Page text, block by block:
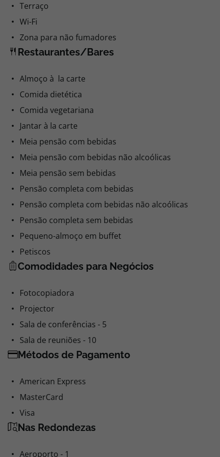
Terraço
Wi-Fi
Zona para não fumadores
Restaurantes/Bares
Almoço à la carte
Comida dietética
Comida vegetariana
Jantar à la carte
Meia pensão com bebidas
Meia pensão com bebidas não alcoólicas
Meia pensão sem bebidas
Pensão completa com bebidas
Pensão completa com bebidas não alcoólicas
Pensão completa sem bebidas
Pequeno-almoço em buffet
Petiscos
Comodidades para Negócios
Fotocopiadora
Projector
Sala de conferências - 5
Sala de reuniões - 10
Métodos de Pagamento
American Express
MasterCard
Visa
Nas Redondezas
Aeroporto - 1